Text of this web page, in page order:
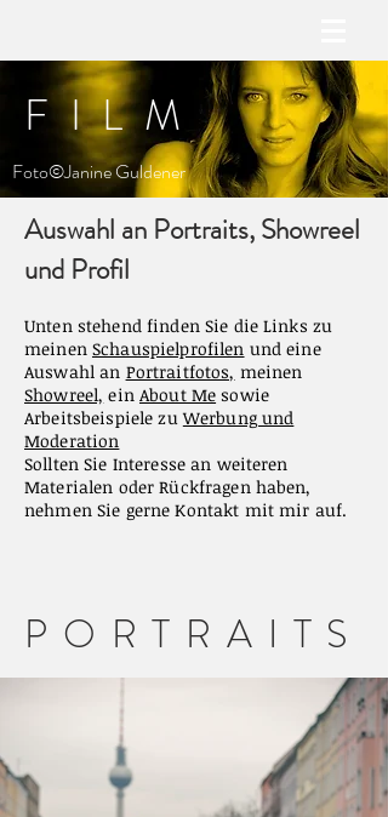
FILM
Foto©Janine Guldener
Auswahl an Portraits, Showreel
und Profil
Unten stehend finden Sie die Links zu
meinen Schauspielprofilen und eine
Auswahl an Portraitfotos, meinen
Showreel, ein About Me sowie
Arbeitsbeispiele zuWerbung und
Moderation
Sollten Sie Interesse an weiteren
Materialen oder Rückfragen haben,
nehmen Sie gerne Kontakt mit mir auf.
PORTRAITS